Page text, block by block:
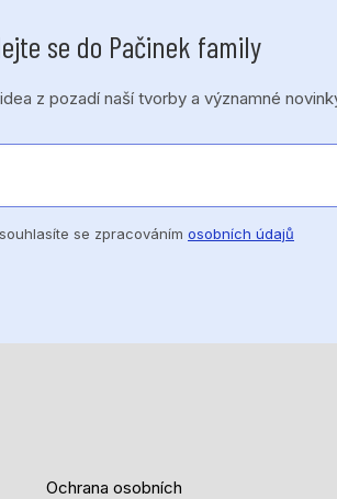
se do Pačinek family
z pozadí naší tvorby a významné
se zpracováním osobních údajů
Ochrana osobních